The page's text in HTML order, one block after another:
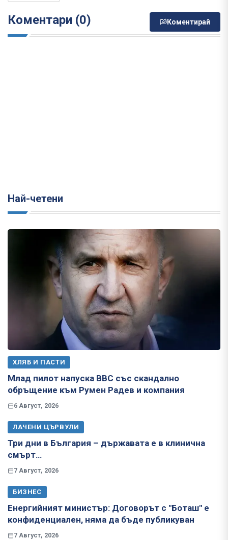
Коментари (0) Коментирай
Най-четени
ХЛЯБ И ПАСТИ
Млад пилот напуска ВВС със скандално
обръщение към Румен Радев и компания
6 Август, 2026
ЛАЧЕНИ ЦЪРВУЛИ
Три дни в България – държавата е в клинична
смърт…
7 Август, 2026
БИЗНЕС
Енергийният министър: Договорът с "Боташ" е
конфиденциален, няма да бъде публикуван
7 Август, 2026